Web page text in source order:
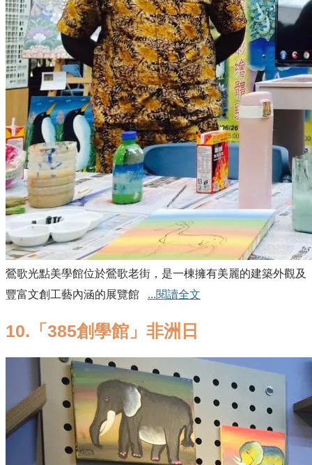
鶯歌光點美學館位於鶯歌老街，是一棟擁有美麗的建築外觀及
豐富文創工藝內涵的展覽館 ...閱讀全文
10.「385創學館」非洲日